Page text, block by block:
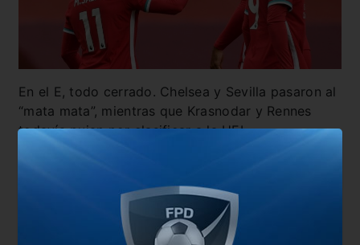
En el E, todo cerrado. Chelsea y Sevilla pasaron al
“mata mata”, mientras que Krasnodar y Rennes
todavía pujan por clasificar a la UEL.
En el F, también habrá que esperar. Sólo clasificó
el Dortmund (10) que cerrará la fase ante Zenit (1),
mientras que Lazio (9) y Brugge (7) se batirán a
duelo por el segundo puesto de la zona.